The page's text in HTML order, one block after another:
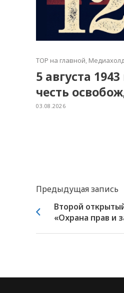
TOP на главной
5 августа
честь
03.08.2026
Предыдущая запись
Второй
«Охрана прав и